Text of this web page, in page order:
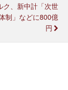
ク、新中計「次世
制」などに800億
円